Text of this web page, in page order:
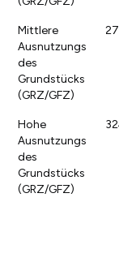
Mittlere
Ausnutzungs
des
Grundstücks
(GRZ/GFZ)
Hohe
Ausnutzungs
des
Grundstücks
(GRZ/GFZ)